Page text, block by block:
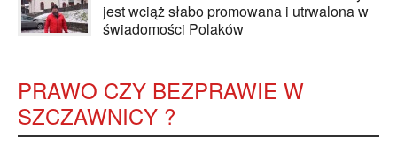
jest wciąż słabo promowana i utrwalona w
świadomości Polaków
PRAWO CZY BEZPRAWIE W
SZCZAWNICY ?